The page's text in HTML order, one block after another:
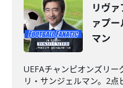
リヴ
ァプ
マン
UEFAチャンピオンズリ
リ・サンジェルマン。2